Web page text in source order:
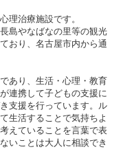
理治療施設です。
島やなばなの里等の観光
おり、名古屋市内から通
あり、生活・心理・教育
連携して子どもの支援に
支援を行っています。ル
生活することで気持ちよ
えていることを言葉で表
いことは大人に相談でき